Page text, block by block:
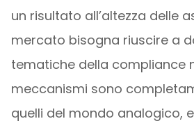
un risultato all’altezza delle
mercato bisogna riuscire a
tematiche della compliance
meccanismi sono
quelli del mondo analogico,